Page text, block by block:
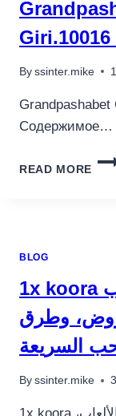
NA
Giri.10016
By ssinter.mike
Содержимое…
READ MORE
BLOG
1x koora كازينو: دليل شامل للاعب
وطرق
السريعة
By ssinter.mike